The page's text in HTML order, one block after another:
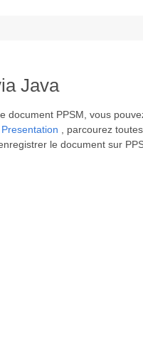
Java
document PPSM, vous
Presentation , parcourez
le document sur